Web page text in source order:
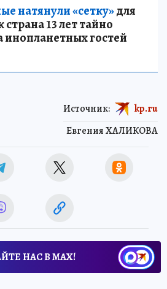
натянули «сетку»для
13 лет тайно
инопланетных гостей
Евгения ХАЛИКОВА
Источник: kp.ru
НАС В МАХ!